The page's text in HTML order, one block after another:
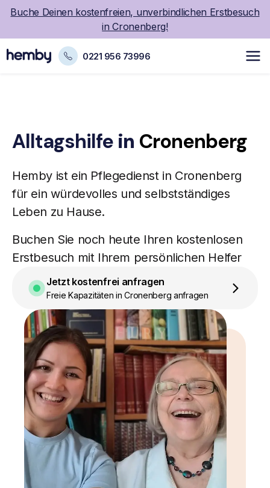
Buche Deinen kostenfreien, unverbindlichen Erstbesuch
in Cronenberg!
0221 956 73996
Alltagshilfe in Cronenberg
Hemby ist ein Pflegedienstin Cronenberg
für ein würdevolles und selbstständiges
Leben zu Hause.
Buchen Sie noch heute Ihren kostenlosen
Erstbesuch mit Ihrem persönlichen Helfer
Jetzt kostenfrei anfragen
Freie Kapazitäten in Cronenberg anfragen